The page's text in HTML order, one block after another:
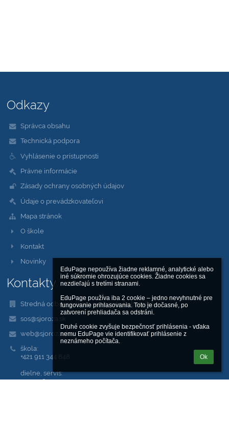
EduPage nepoužíva žiadne reklamné, analytické alebo
iné súkromie ohrozujúce cookies. Žiadne cookies sa
nezdieľajú s tretími stranami.
EduPage používa iba 2 cookie – jedno nevyhnutné pre
fungovanie prihlasovania. Toto je dočasné, po
zatvorení prehliadača sa odstráni.
Druhé cookie zvyšuje bezpečnosť prihlásenia - vďaka
nemu EduPage vie identifikovať prihlásenie z
neznámeho počítača.
Ok
Odkazy
Správca obsahu
Technická podpora
Vyhlásenie o prístupnosti
Právne informácie
Zásady ochrany osobných údajov
Údaje o prevádzkovateľovi
Mapa stránok
O škole
Kontakt
Novinky
Kontakty
Stredná odborná škola sv. Jozefa Robotníka
sos@sjoroza.sk
web@sjoroza.sk
škola:
+421 911 344 848
dielne, servis:
+421 948 007 519